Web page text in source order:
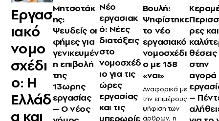
Εργασ
ιακό
νομο
σχέδι
ο: Η
Ελλάδ
α και
Μητσοτάκ
ης:
Ψευδείς οι
φήμες για
γενικευμέν
η επιβολή
της
13ωρης
εργασίας
– Ο νέος
Νέο
εργασιακ
ό: Νέες
διατάξεις
στο
νομοσχέδ
ιο για τις
ώρες
εργασίας
και τις
υπερωρίε
Βουλή:
Ψηφίστηκε
το νέο
εργασιακό
νομοσχέδι
ο με 158
«ναι»
Αναφορικά με
την επιμέρους
ψήφιση των
άρθρων, η
ρες και
θέσεις
στην
αγορά
–